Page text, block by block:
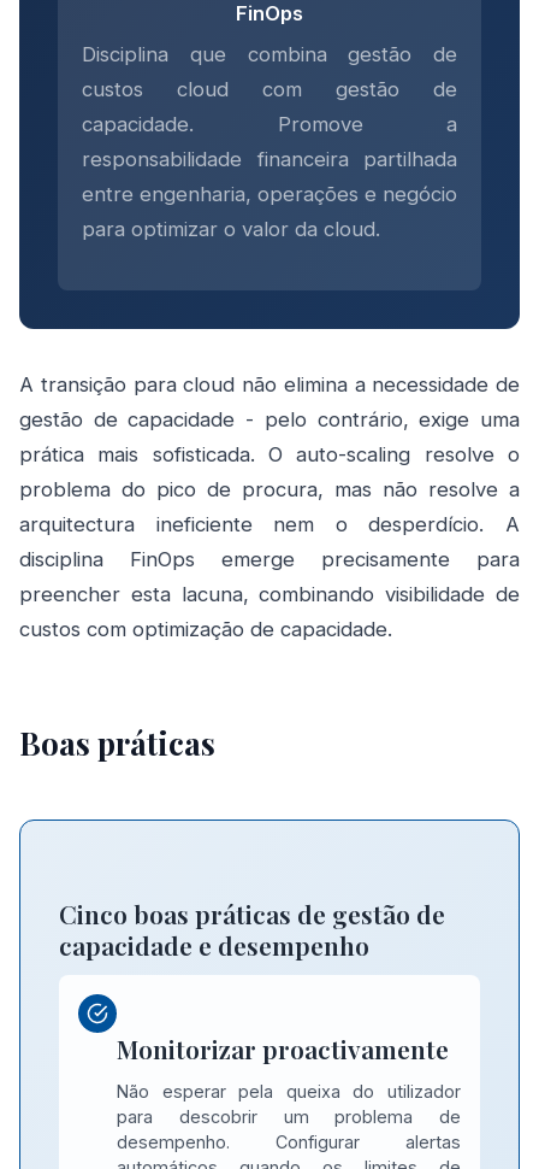
FinOps
Disciplina que combina gestão de
custos cloud com gestão de
capacidade. Promove a
responsabilidade financeira partilhada
entre engenharia, operações e negócio
para optimizar o valor da cloud.
A transição para cloud não elimina a necessidade de
gestão de capacidade - pelo contrário, exige uma
prática mais sofisticada. O auto-scaling resolve o
problema do pico de procura, mas não resolve a
arquitectura ineficiente nem o desperdício. A
disciplina FinOps emerge precisamente para
preencher esta lacuna, combinando visibilidade de
custos com optimização de capacidade.
Boas práticas
Cinco boas práticas de gestão de
capacidade e desempenho
Monitorizar proactivamente
Não esperar pela queixa do utilizador
para descobrir um problema de
desempenho. Configurar alertas